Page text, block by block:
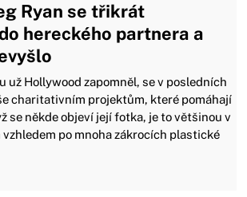
Ryan se třikrát
hereckého partnera a
už Hollywood zapomněl, se v posledních
charitativním projektům, které pomáhají
se někde objeví její fotka, je to většinou v
po mnoha zákrocích plastické